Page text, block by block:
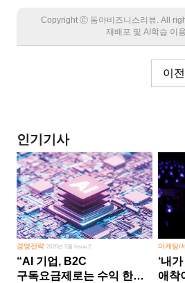
Copyright Ⓒ 동아비즈니스리뷰. All
재배포 및 AI학습 이
이전
인기기사
경영전략 2026년 5월 Issue 2
“AI 기업, B2C
구독요금제로는 수익 한계
마케팅/
‘내
애착